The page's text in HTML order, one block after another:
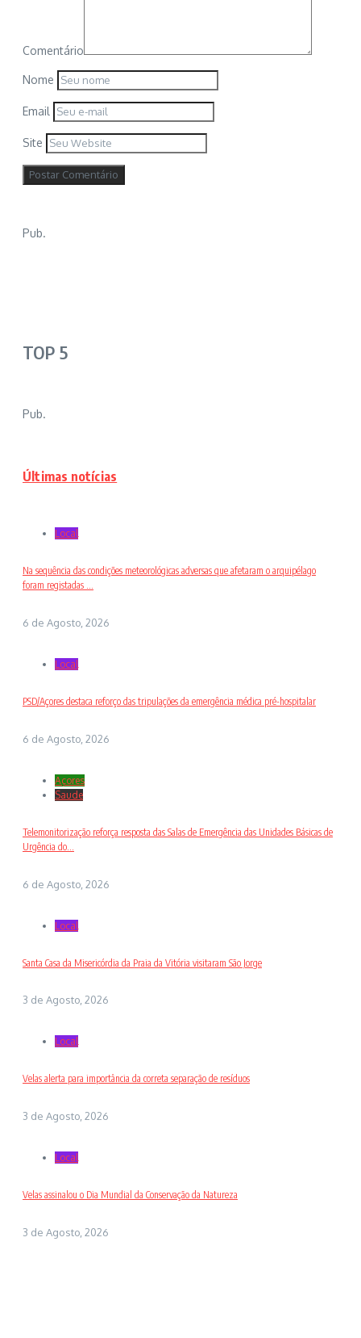
Comentário
Nome
Email
Site
Pub.
TOP 5
Pub.
Últimas notícias
Local
Na sequência das condições meteorológicas adversas que afetaram o arquipélago
foram registadas ...
6 de Agosto, 2026
Local
PSD/Açores destaca reforço das tripulações da emergência médica pré-hospitalar
6 de Agosto, 2026
Açores
Saude
Telemonitorização reforça resposta das Salas de Emergência das Unidades Básicas de
Urgência do...
6 de Agosto, 2026
Local
Santa Casa da Misericórdia da Praia da Vitória visitaram São Jorge
3 de Agosto, 2026
Local
Velas alerta para importância da correta separação de resíduos
3 de Agosto, 2026
Local
Velas assinalou o Dia Mundial da Conservação da Natureza
3 de Agosto, 2026